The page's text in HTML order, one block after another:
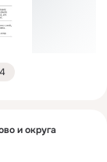
4
и округа